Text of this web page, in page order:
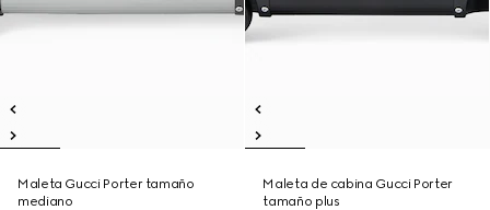
Maleta Gucci Porter tamaño
mediano
Maleta de cabina Gucci Porter
tamaño plus